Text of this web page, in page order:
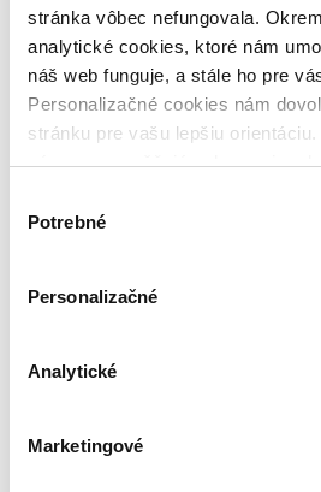
stránka vôbec nefungovala.
analytické cookies, ktoré nám
náš web funguje, a stále ho pre
Personalizačné cookies nám
stránku pre vašu lepšiu
nám zas umožňujú zobrazenie
nám pomohlo, keby sme mohli
súhlasu
Potrebné
Personalizačné
Analytické
Marketingové
Väzba
brožovaná väzba (1 titul)
Zúžiť výber
Zoradiť
Novinky
Najvyššia zľava
Zrušiť filtre